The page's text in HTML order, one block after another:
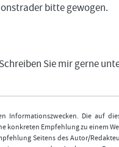
bitte gewogen.
Sie mir gerne
Informationszwecken. Die auf
konkreten Empfehlung zu einem
Seitens des Autor/